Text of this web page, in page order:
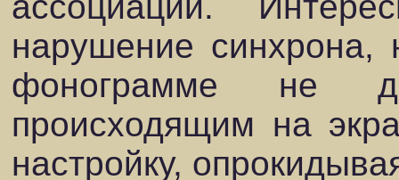
нарушение синхрона,
фонограмме не
происходящим на
настройку,